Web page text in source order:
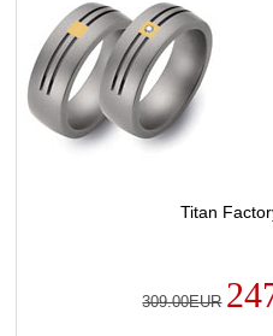
Titan
309.00EUR